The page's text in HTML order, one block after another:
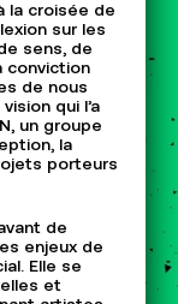
la croisée de
sur les
sens, de
conviction
de nous
qui l’a
un groupe
la
porteurs
de
enjeux de
Elle se
et